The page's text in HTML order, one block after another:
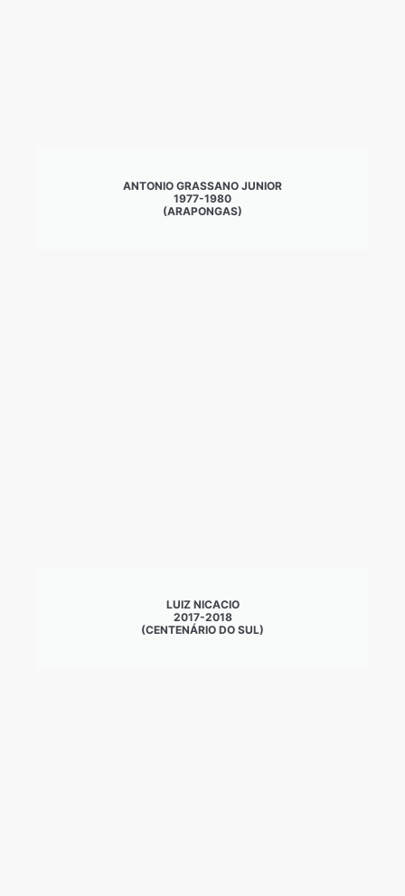
ANTONIO GRASSANO JUNIOR
1977-1980
(ARAPONGAS)
LUIZ NICACIO
2017-2018
(CENTENÁRIO DO SUL)